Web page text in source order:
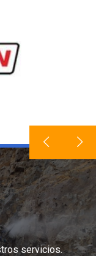
servicios.